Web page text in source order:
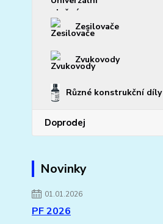
Zesilovače
Zvukovody
Různé konstrukční díly
Doprodej
Novinky
01.01.2026
PF 2026